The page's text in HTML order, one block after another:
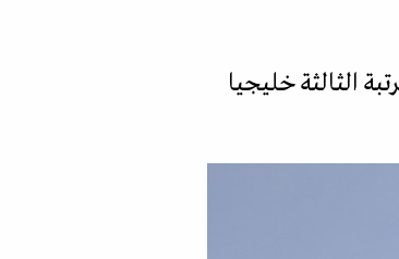
دولار، لتحتل بذلك المرتبة الثالثة خليجيا